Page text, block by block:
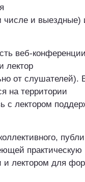
числе и выездные)
веб-
лектор
от слушателей).
на территории
с лектором
практическую
и лектором для